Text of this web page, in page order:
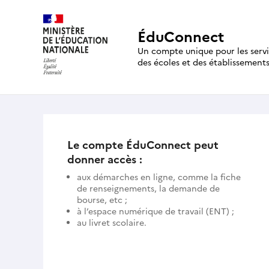
ÉduConnect
Un compte unique pour les
des écoles et des établissements
Le compte ÉduConnect peut
donner accès :
aux démarches en ligne, comme la fiche
de renseignements, la demande de
bourse, etc ;
à l’espace numérique de travail (ENT) ;
au livret scolaire.